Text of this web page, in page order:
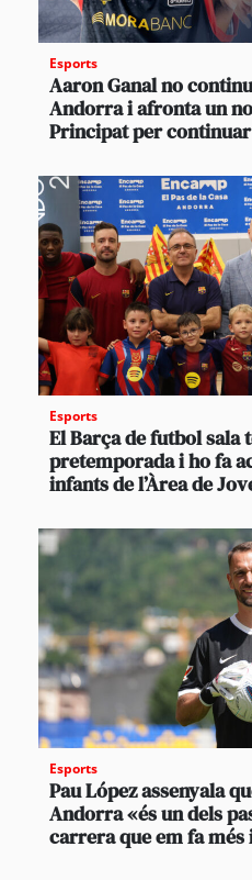
Esports
Aaron Ganal no
Andorra i afronta un
Principat per
Esports
El Barça de futbol sala
pretemporada i ho fa
infants de l’Àrea de
Esports
Pau López assenyala
Andorra «és un dels
carrera que em fa més